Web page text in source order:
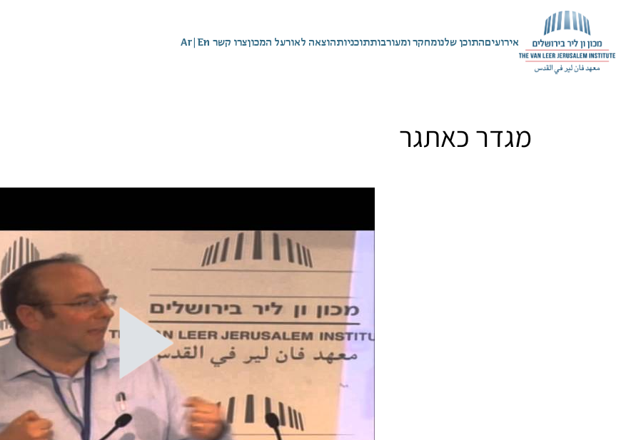
אירועיםהתוכן שלנומחקר ומעורבותתוכניותהוצאה לאורעל המכוןצרו קשר En
|
Ar
מגדר כאתגר